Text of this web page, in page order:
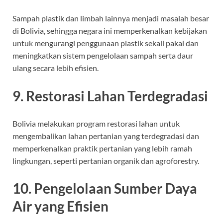
Sampah plastik dan limbah lainnya menjadi masalah besar
di Bolivia, sehingga negara ini memperkenalkan kebijakan
untuk mengurangi penggunaan plastik sekali pakai dan
meningkatkan sistem pengelolaan sampah serta daur
ulang secara lebih efisien.
9. Restorasi Lahan Terdegradasi
Bolivia melakukan program restorasi lahan untuk
mengembalikan lahan pertanian yang terdegradasi dan
memperkenalkan praktik pertanian yang lebih ramah
lingkungan, seperti pertanian organik dan agroforestry.
10. Pengelolaan Sumber Daya
Air yang Efisien